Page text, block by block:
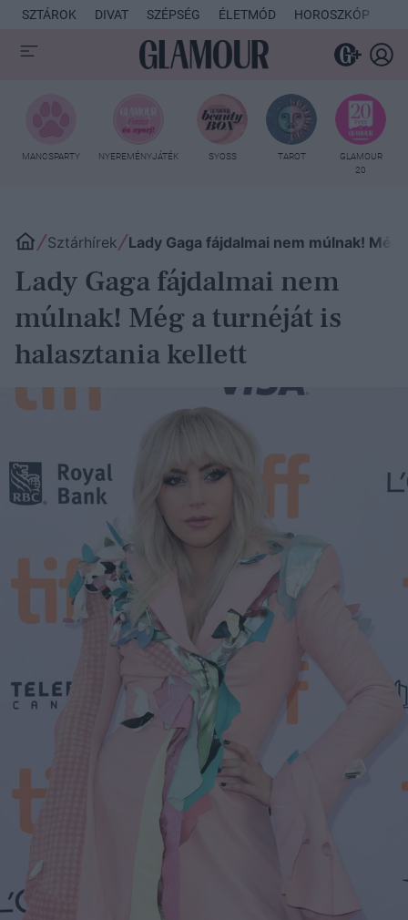
SZTÁROK DIVAT SZÉPSÉG ÉLETMÓD HOROSZKÓP
MANCSPARTY NYEREMÉNYJÁTÉK SYOSS TAROT
GLAMOUR
20
Sztárhírek Lady Gaga fájdalmai nem múlnak!
Lady Gaga fájdalmai nem
múlnak! Még a turnéját is
halasztania kellett